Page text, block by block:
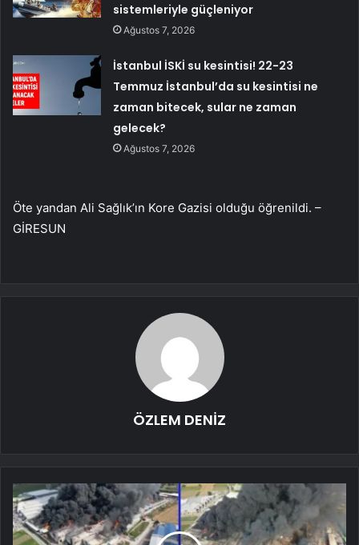
sistemleriyle güçleniyor
Ağustos 7, 2026
İstanbul İSKİ su kesintisi! 22-23
Temmuz İstanbul’da su kesintisi ne
zaman bitecek, sular ne zaman
gelecek?
Ağustos 7, 2026
Öte yandan Ali Sağlık’ın Kore Gazisi olduğu öğrenildi. –
GİRESUN
ÖZLEM DENİZ